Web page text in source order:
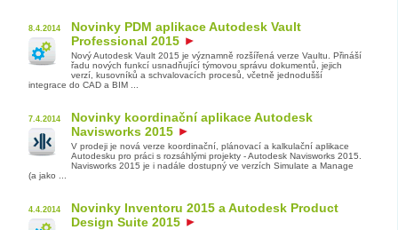
8.4.2014
Novinky PDM aplikace Autodesk Vault
Professional 2015
Nový Autodesk Vault 2015 je významně rozšířená verze Vaultu. Přináší
řadu nových funkcí usnadňující týmovou správu dokumentů, jejich
verzí, kusovníků a schvalovacích procesů, včetně jednodušší
integrace do CAD a BIM ...
7.4.2014
Novinky koordinační aplikace Autodesk
Navisworks 2015
V prodeji je nová verze koordinační, plánovací a kalkulační aplikace
Autodesku pro práci s rozsáhlými projekty - Autodesk Navisworks 2015.
Navisworks 2015 je i nadále dostupný ve verzích Simulate a Manage
(a jako ...
4.4.2014
Novinky Inventoru 2015 a Autodesk Product
Design Suite 2015